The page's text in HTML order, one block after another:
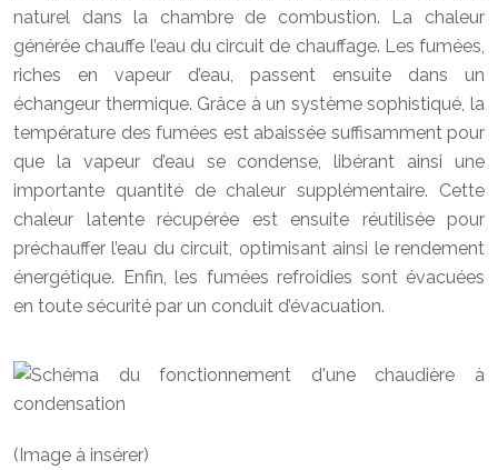
naturel dans la chambre de combustion. La chaleur
générée chauffe l’eau du circuit de chauffage. Les fumées,
riches en vapeur d’eau, passent ensuite dans un
échangeur thermique. Grâce à un système sophistiqué, la
température des fumées est abaissée suffisamment pour
que la vapeur d’eau se condense, libérant ainsi une
importante quantité de chaleur supplémentaire. Cette
chaleur latente récupérée est ensuite réutilisée pour
préchauffer l’eau du circuit, optimisant ainsi le rendement
énergétique. Enfin, les fumées refroidies sont évacuées
en toute sécurité par un conduit d’évacuation.
(Image à insérer)